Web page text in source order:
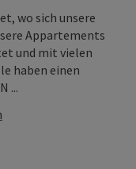
wo sich unsere
Appartements
und mit vielen
haben einen
...